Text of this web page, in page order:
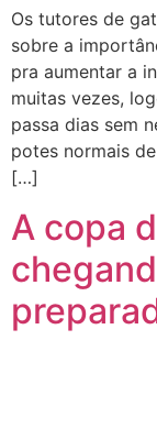
Os tutores de
sobre a
pra aumentar a
muitas vezes,
passa dias sem
potes normais
[…]
A copa